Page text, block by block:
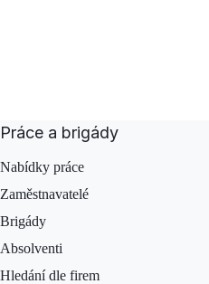
Práce a brigády
Nabídky práce
Zaměstnavatelé
Brigády
Absolventi
Hledání dle firem